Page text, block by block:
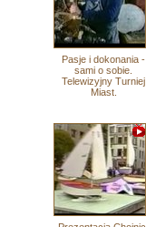
Pasje i dokonania -
sami o sobie.
Telewizyjny Turniej
Miast.